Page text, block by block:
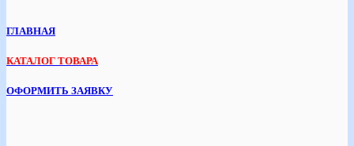
ГЛАВНАЯ
КАТАЛОГ ТОВАРА
ОФОРМИТЬ ЗАЯВКУ